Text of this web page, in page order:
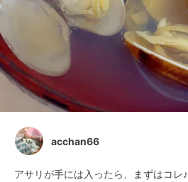
acchan66
アサリが手には入ったら、まずはコレ♪